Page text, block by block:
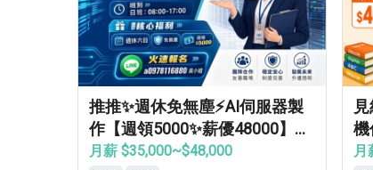
推推✨週休免無塵⚡AI伺服器製
作【週領5000✨薪優48000】免
學經歷✔免健檢✔免輪班✔
月薪 $35,000~$48,000
機
月